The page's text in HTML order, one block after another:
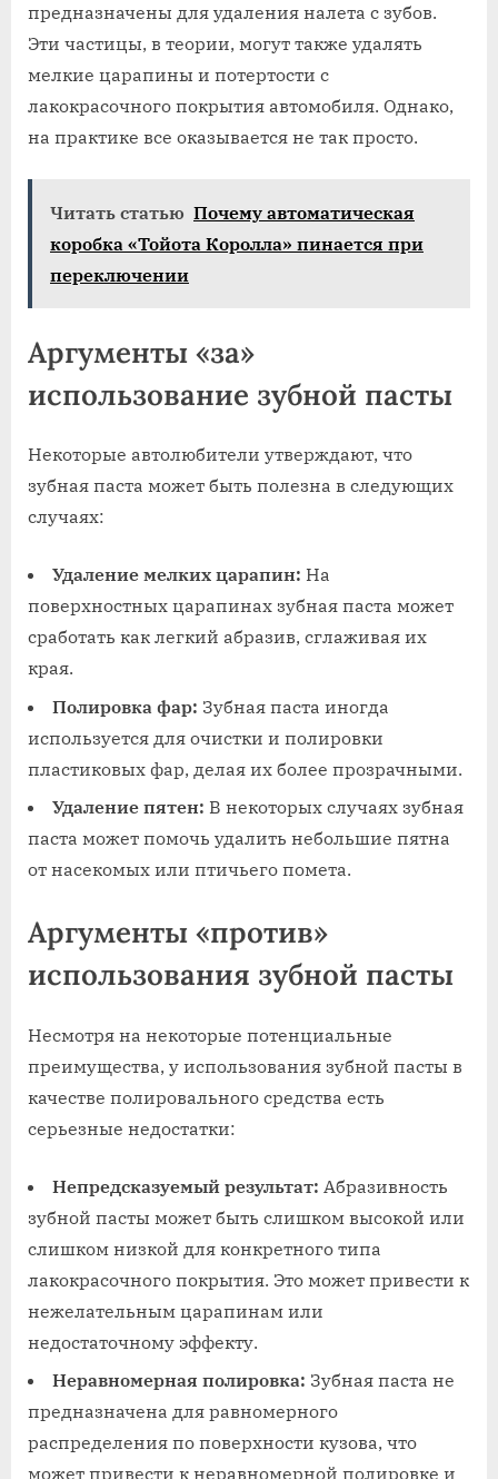
предназначены для удаления налета с зубов.
Эти частицы, в теории, могут также удалять
мелкие царапины и потертости с
лакокрасочного покрытия автомобиля. Однако,
на практике все оказывается не так просто.
Читать статью Почему автоматическая
коробка «Тойота Королла» пинается при
переключении
Аргументы «за»
использование зубной пасты
Некоторые автолюбители утверждают, что
зубная паста может быть полезна в следующих
случаях:
Удаление мелких царапин: На
поверхностных царапинах зубная паста может
сработать как легкий абразив, сглаживая их
края.
Полировка фар: Зубная паста иногда
используется для очистки и полировки
пластиковых фар, делая их более прозрачными.
Удаление пятен: В некоторых случаях зубная
паста может помочь удалить небольшие пятна
от насекомых или птичьего помета.
Аргументы «против»
использования зубной пасты
Несмотря на некоторые потенциальные
преимущества, у использования зубной пасты в
качестве полировального средства есть
серьезные недостатки:
Непредсказуемый результат: Абразивность
зубной пасты может быть слишком высокой или
слишком низкой для конкретного типа
лакокрасочного покрытия. Это может привести к
нежелательным царапинам или
недостаточному эффекту.
Неравномерная полировка: Зубная паста не
предназначена для равномерного
распределения по поверхности кузова, что
может привести к неравномерной полировке и